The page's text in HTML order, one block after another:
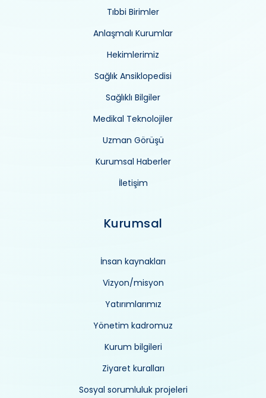
Tıbbi Birimler
Anlaşmalı Kurumlar
Hekimlerimiz
Sağlık Ansiklopedisi
Sağlıklı Bilgiler
Medikal Teknolojiler
Uzman Görüşü
Kurumsal Haberler
İletişim
Kurumsal
İnsan kaynakları
Vizyon/misyon
Yatırımlarımız
Yönetim kadromuz
Kurum bilgileri
Ziyaret kuralları
Sosyal sorumluluk projeleri